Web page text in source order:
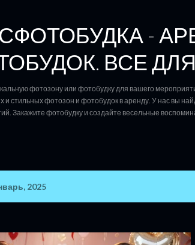
-
ВСЕ ДЛЯ
фотозону или фотобудку для вашего
и стильных фотозон и фотобудок в аренду. У нас вы
Закажите фотобудку и создайте весельные
2025